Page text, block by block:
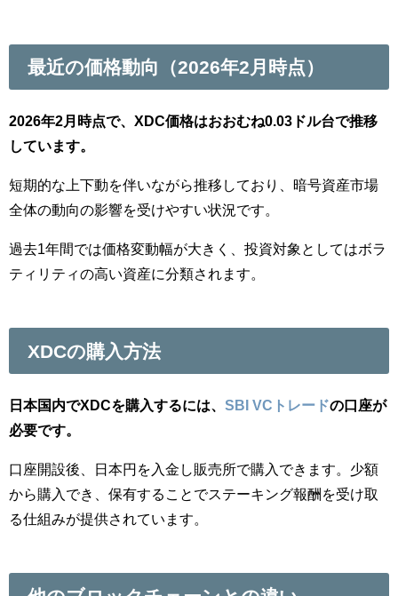
最近の価格動向（2026年2月時点）
2026年2月時点で、XDC価格はおおむね0.03ドル台で推移
しています。
短期的な上下動を伴いながら推移しており、暗号資産市場
全体の動向の影響を受けやすい状況です。
過去1年間では価格変動幅が大きく、投資対象としてはボラ
ティリティの高い資産に分類されます。
XDCの購入方法
日本国内でXDCを購入するには、 SBI VCトレードの口座が
必要です。
口座開設後、日本円を入金し販売所で購入できます。少額
から購入でき、保有することでステーキング報酬を受け取
る仕組みが提供されています。